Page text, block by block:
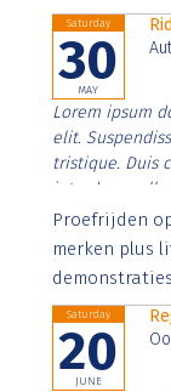
Saturday
30
MAY
Lorem ipsum
elit.
tristique. Duis
interdum
Aenean
imperdiet.
Proefrijden
merken plus
demonstraties
Saturday
20
JUNE